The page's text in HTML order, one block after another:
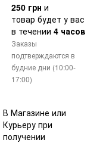
250 грн и
товар будет у вас
в течении 4 часов
Заказы
подтверждаются в
будние дни (10:00-
17:00)
В Магазине или
Курьеру при
получении